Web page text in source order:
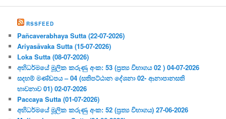
RSSFEED
Pañcaverabhaya Sutta (22-07-2026)
Ariyasāvaka Sutta (15-07-2026)
Loka Sutta (08-07-2026)
අභිධර්මයේ මූලික කරුණු අංක: 53 (ප්‍ර‍ත්‍ය විභාගය 02 ) 04-07-2026
සදහම් මණ්ඩපය – 04 (සතිපට්ඨාන දේශනා 02- ආනාපානසති
භාවනාව 01) 02-07-2026
Paccaya Sutta (01-07-2026)
අභිධර්මයේ මූලික කරුණු අංක: 52 (ප්‍ර‍ත්‍ය විභාගය) 27-06-2026